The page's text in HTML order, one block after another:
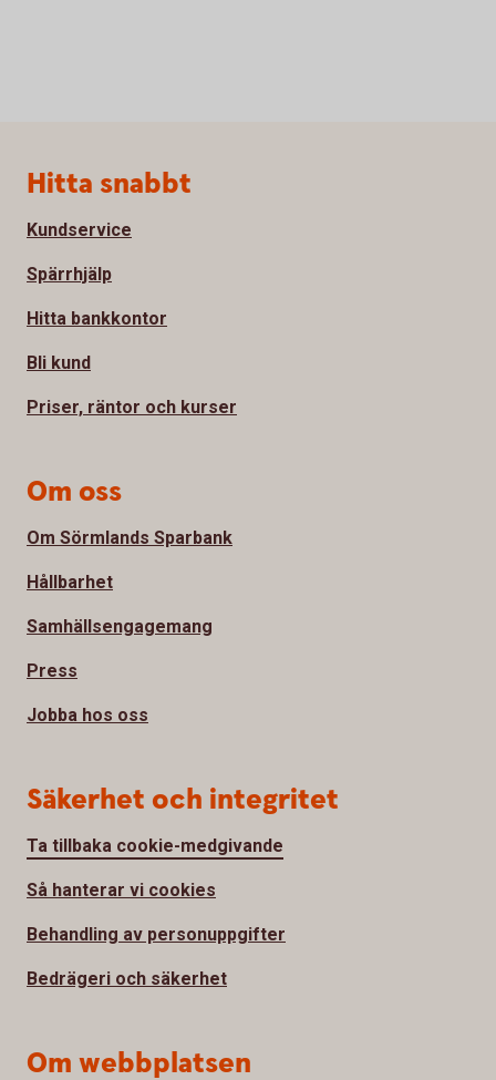
Sidfot
Hitta snabbt
Kundservice
Spärrhjälp
Hitta bankkontor
Bli kund
Priser, räntor och kurser
Om oss
Om Sörmlands Sparbank
Hållbarhet
Samhällsengagemang
Press
Jobba hos oss
Säkerhet och integritet
Ta tillbaka cookie-medgivande
Så hanterar vi cookies
Behandling av personuppgifter
Bedrägeri och säkerhet
Om webbplatsen